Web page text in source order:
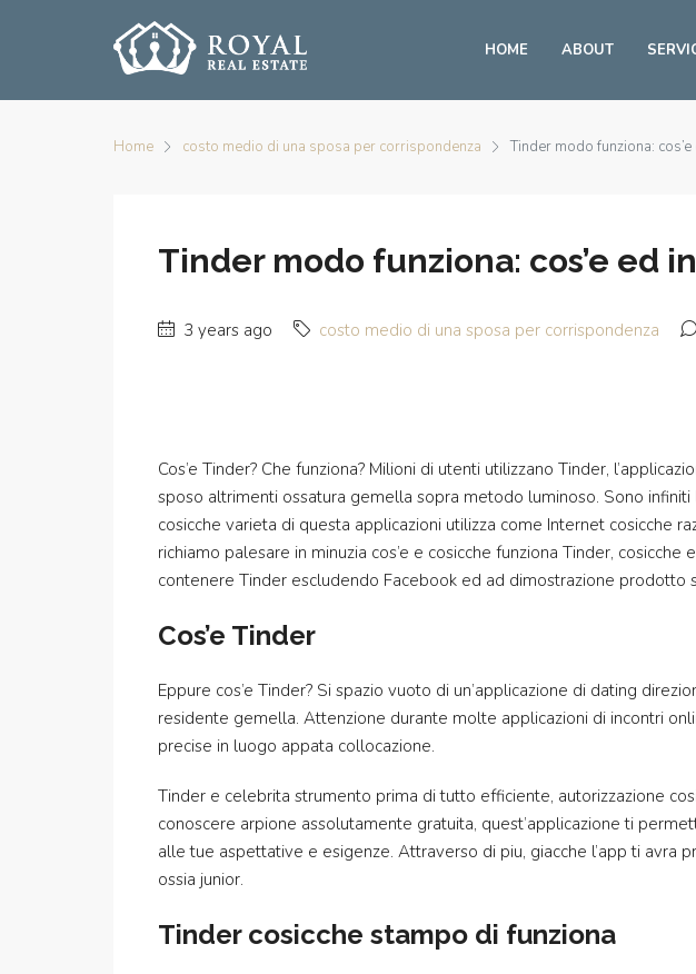
HOME ABOUT
Home costo medio di una sposa per corrispondenza Tinder modo funziona:
Tinder modo funziona: cos’e ed
3 years ago costo medio di una sposa per corrispondenza
Cos’e Tinder? Che funziona? Milioni di utenti utilizzano Tinder,
sposo altrimenti ossatura gemella sopra metodo luminoso. Sono
cosicche varieta di questa applicazioni utilizza come Internet cosicche
richiamo palesare in minuzia cos’e e cosicche funziona Tinder,
contenere Tinder escludendo Facebook ed ad dimostrazione prodotto
Cos’e Tinder
Eppure cos’e Tinder? Si spazio vuoto di un’applicazione di dating
residente gemella. Attenzione durante molte applicazioni di incontri
precise in luogo appata collocazione.
Tinder e celebrita strumento prima di tutto efficiente, autorizzazione
conoscere arpione assolutamente gratuita, quest’applicazione ti
alle tue aspettative e esigenze. Attraverso di piu, giacche l’app ti
ossia junior.
Tinder cosicche stampo di funziona